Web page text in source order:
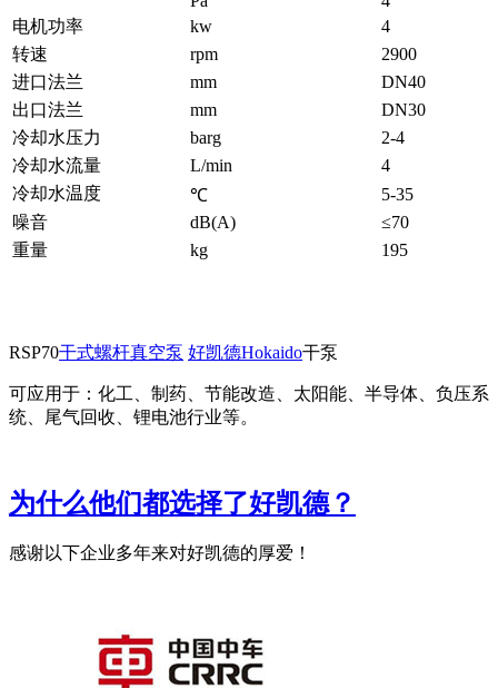
电机功率
kw
4
转速
rpm
2900
进口法兰
mm
DN40
出口法兰
mm
DN30
冷却水压力
barg
2-4
冷却水流量
L/min
4
冷却水温度
℃
5-35
噪音
dB(A)
≤70
重量
kg 195
RSP70干式螺杆真空泵 好凯德Hokaido干泵
可应用于：化工、制药、节能改造、太阳能、半导体、负压系
统、尾气回收、锂电池行业等。
为什么他们都选择了好凯德？
感谢以下企业多年来对好凯德的厚爱！